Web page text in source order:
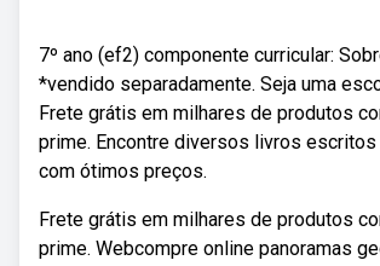
7º ano (ef2) componente curricular:
*vendido separadamente. Seja uma
Frete grátis em milhares de produtos
prime. Encontre diversos livros
com ótimos preços.
Frete grátis em milhares de produtos
prime. Webcompre online panoramas